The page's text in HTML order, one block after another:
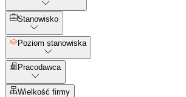
Stanowisko
Poziom stanowiska
Pracodawca
Wielkość firmy